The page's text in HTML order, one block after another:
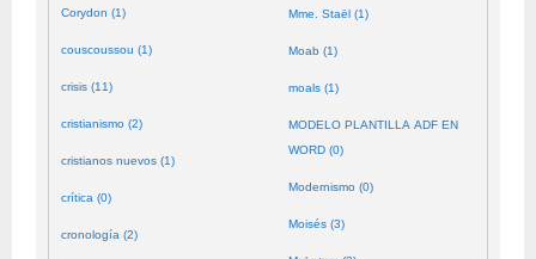
Corydon (1)
couscoussou (1)
crisis (11)
cristianismo (2)
cristianos nuevos (1)
crítica (0)
cronología (2)
Mme. Staël (1)
Moab (1)
moals (1)
MODELO PLANTILLA ADF EN
WORD (0)
Modernismo (0)
Moisés (3)